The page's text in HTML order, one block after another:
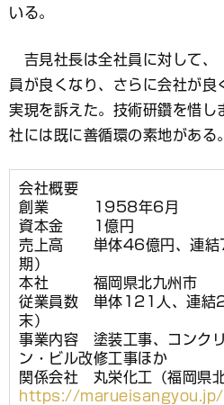
いる。
吉見社長は全社員に対して、
員が良くなり、さらに会社が良
実現を訴えた。技術研鑽を惜し
社には既に善循環の素地がある。
会社概要
創業 1958年6月
資本金 1億円
売上高 単体46億円、連結
期）
本社 福岡県北九州市
従業員数 単体121人、連
末）
事業内容 塗装工事、コンク
ン・ビル改修工事ほか
関係会社 丸栄化工（福岡県北
https://marueisangyou.jp/